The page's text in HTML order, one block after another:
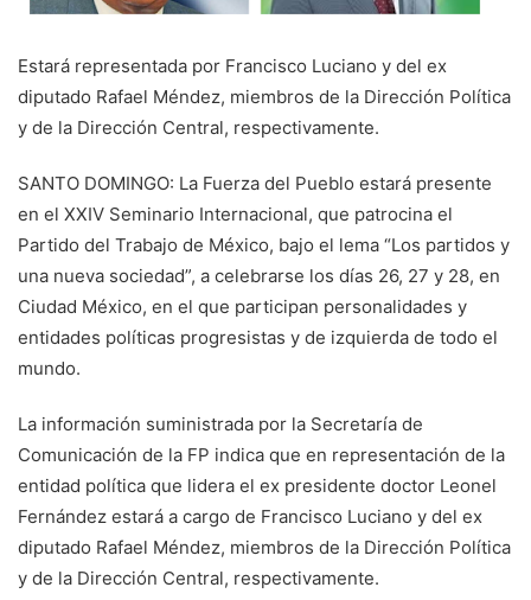
Estará representada por Francisco Luciano y del ex
diputado Rafael Méndez, miembros de la Dirección Política
y de la Dirección Central, respectivamente.
SANTO DOMINGO: La Fuerza del Pueblo estará presente
en el XXIV Seminario Internacional, que patrocina el
Partido del Trabajo de México, bajo el lema “Los partidos y
una nueva sociedad”, a celebrarse los días 26, 27 y 28, en
Ciudad México, en el que participan personalidades y
entidades políticas progresistas y de izquierda de todo el
mundo.
La información suministrada por la Secretaría de
Comunicación de la FP indica que en representación de la
entidad política que lidera el ex presidente doctor Leonel
Fernández estará a cargo de Francisco Luciano y del ex
diputado Rafael Méndez, miembros de la Dirección Política
y de la Dirección Central, respectivamente.